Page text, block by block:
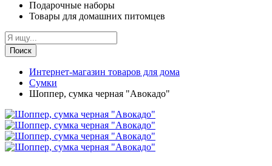
Подарочные наборы
Товары для домашних питомцев
Поиск
Интернет-магазин товаров для дома
Сумки
Шоппер, сумка черная "Авокадо"